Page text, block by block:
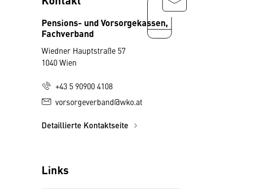
Pensions- und Vorsorgekassen,
Fachverband
Wiedner Hauptstraße 57
1040 Wien
+43 5 90900 4108
vorsorgeverband@wko.at
Detaillierte Kontaktseite
Links